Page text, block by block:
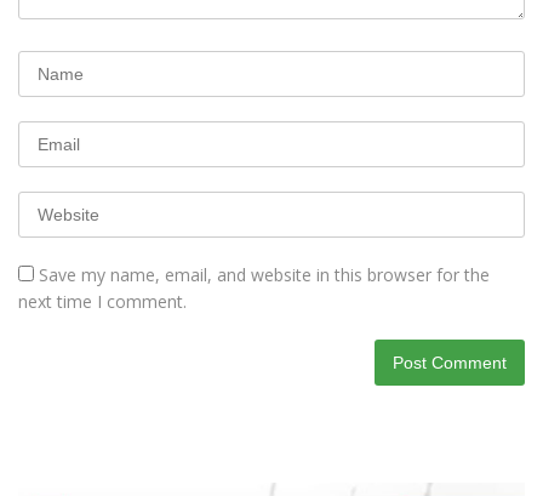
Save my name, email, and website in this browser for the
next time I comment.